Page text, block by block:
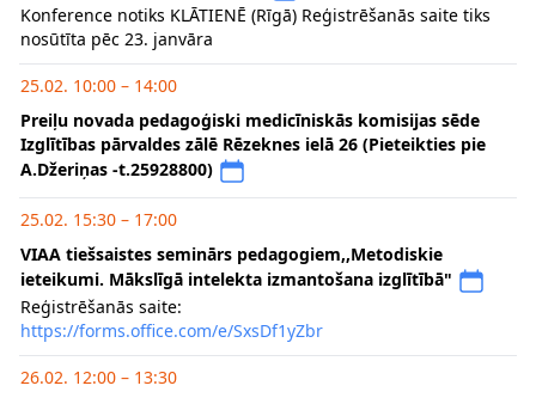
Konference notiks KLĀTIENĒ (Rīgā) Reģistrēšanās saite tiks
nosūtīta pēc 23. janvāra
25.02. 10:00 – 14:00
Preiļu novada pedagoģiski medicīniskās komisijas sēde
Izglītības pārvaldes zālē Rēzeknes ielā 26 (Pieteikties pie
A.Džeriņas -t.25928800)
25.02. 15:30 – 17:00
VIAA tiešsaistes seminārs pedagogiem,,Metodiskie
ieteikumi. Mākslīgā intelekta izmantošana izglītībā"
Reģistrēšanās saite:
https://forms.office.com/e/SxsDf1yZbr
26.02. 12:00 – 13:30